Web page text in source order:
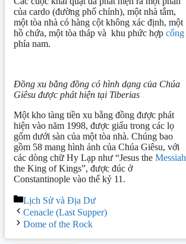
của cardo (đường phố chính), một nhà tắm,
một tòa nhà có hàng cột không xác định, một
hồ chứa, một tòa tháp và khu phức hợp cổng
phía nam.
Đồng xu bằng đồng có hình dạng của Chúa
Giêsu được phát hiện tại Tiberias
Một kho tàng tiền xu bằng đồng được phát
hiện vào năm 1998, được giấu trong các lọ
gốm dưới sàn của một tòa nhà. Chúng bao
gồm 58 mang hình ảnh của Chúa Giêsu, với
các dòng chữ Hy Lạp như “Jesus the Messiah
the King of Kings”, được đúc ở
Constantinople vào thế kỷ 11.
Categories
Lịch Sử và Địa Dư
Post
navigation
Cenacle (Last Supper)
Dome of the Rock